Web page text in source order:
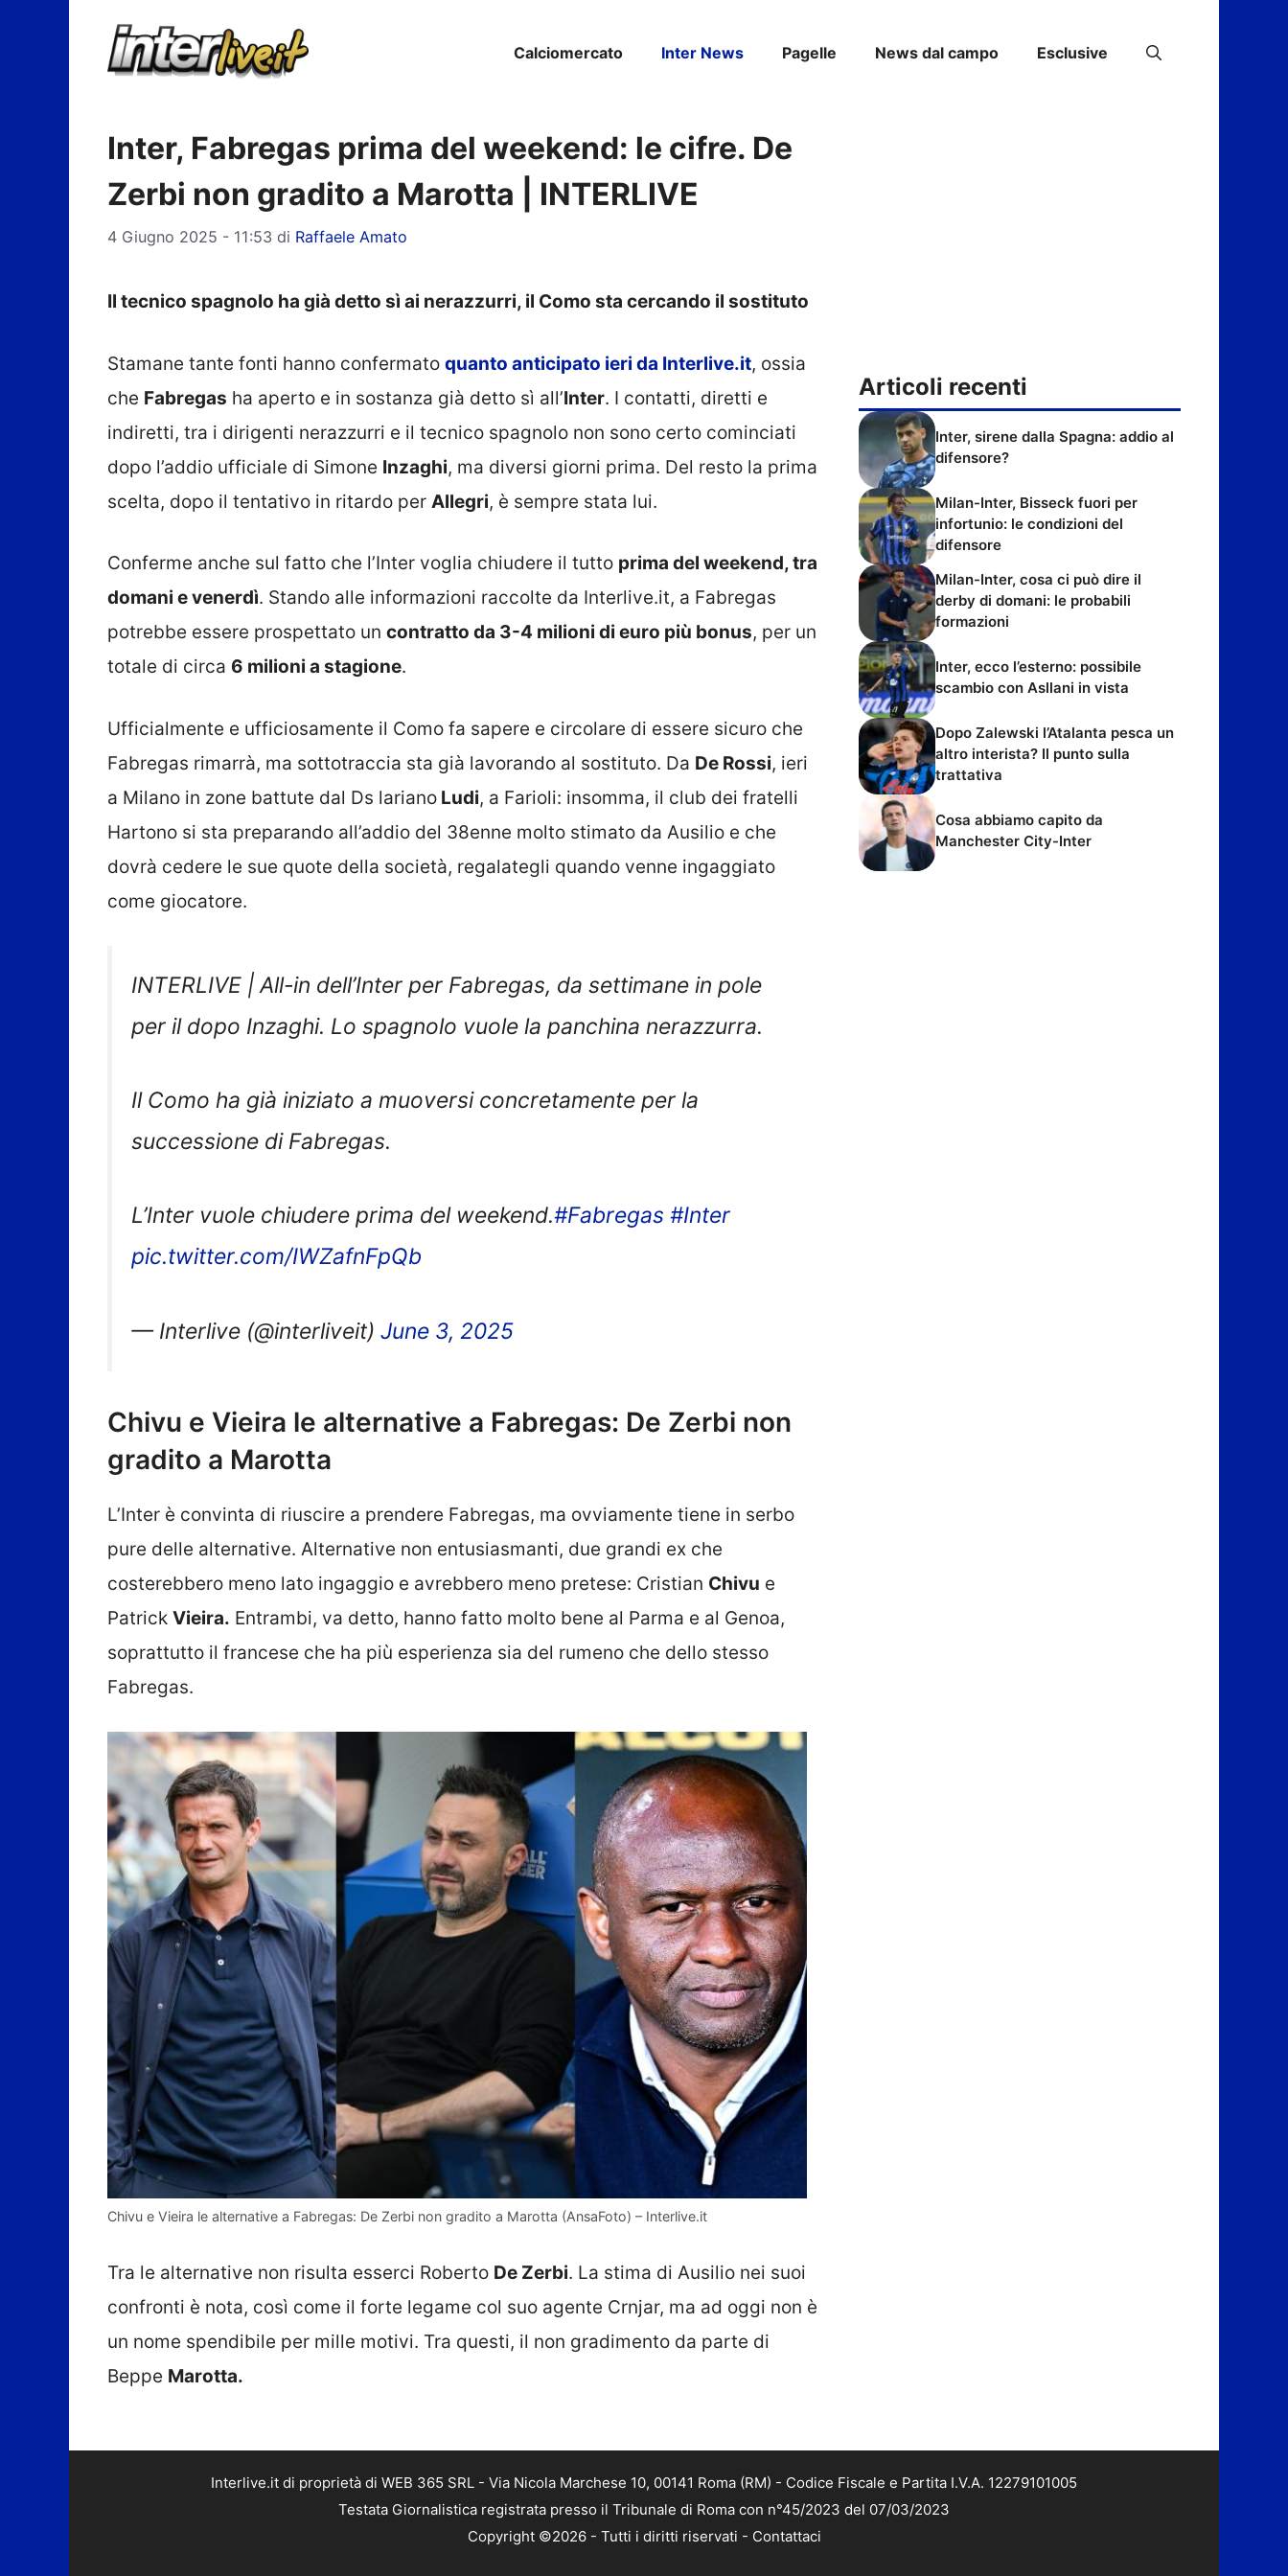
Calciomercato Inter News Pagelle News dal campo Esclusive
Inter, Fabregas prima del weekend: le cifre. De
Zerbi non gradito a Marotta | INTERLIVE
4 Giugno 2025 - 11:53 di Raffaele Amato
Il tecnico spagnolo ha già detto sì ai nerazzurri, il Como sta cercando il sostituto
Stamane tante fonti hanno confermato quanto anticipato ieri da Interlive.it, ossia
che Fabregas ha aperto e in sostanza già detto sì all’Inter. I contatti, diretti e
indiretti, tra i dirigenti nerazzurri e il tecnico spagnolo non sono certo cominciati
dopo l’addio ufficiale di Simone Inzaghi, ma diversi giorni prima. Del resto la prima
scelta, dopo il tentativo in ritardo per Allegri, è sempre stata lui.
Conferme anche sul fatto che l’Inter voglia chiudere il tutto prima del weekend, tra
domani e venerdì. Stando alle informazioni raccolte da Interlive.it, a Fabregas
potrebbe essere prospettato un contratto da 3-4 milioni di euro più bonus, per un
totale di circa 6 milioni a stagione.
Ufficialmente e ufficiosamente il Como fa sapere e circolare di essere sicuro che
Fabregas rimarrà, ma sottotraccia sta già lavorando al sostituto. Da De Rossi, ieri
a Milano in zone battute dal Ds lariano Ludi, a Farioli: insomma, il club dei fratelli
Hartono si sta preparando all’addio del 38enne molto stimato da Ausilio e che
dovrà cedere le sue quote della società, regalategli quando venne ingaggiato
come giocatore.
INTERLIVE | All-in dell’Inter per Fabregas, da settimane in pole
per il dopo Inzaghi. Lo spagnolo vuole la panchina nerazzurra.
Il Como ha già iniziato a muoversi concretamente per la
successione di Fabregas.
L’Inter vuole chiudere prima del weekend.#Fabregas #Inter
pic.twitter.com/IWZafnFpQb
— Interlive (@interliveit) June 3, 2025
Chivu e Vieira le alternative a Fabregas: De Zerbi non
gradito a Marotta
L’Inter è convinta di riuscire a prendere Fabregas, ma ovviamente tiene in serbo
pure delle alternative. Alternative non entusiasmanti, due grandi ex che
costerebbero meno lato ingaggio e avrebbero meno pretese: Cristian Chivu e
Patrick Vieira. Entrambi, va detto, hanno fatto molto bene al Parma e al Genoa,
soprattutto il francese che ha più esperienza sia del rumeno che dello stesso
Fabregas.
Chivu e Vieira le alternative a Fabregas: De Zerbi non gradito a Marotta (AnsaFoto) – Interlive.it
Tra le alternative non risulta esserci Roberto De Zerbi. La stima di Ausilio nei suoi
confronti è nota, così come il forte legame col suo agente Crnjar, ma ad oggi non è
un nome spendibile per mille motivi. Tra questi, il non gradimento da parte di
Beppe Marotta.
Articoli recenti
Inter, sirene dalla Spagna: addio al
difensore?
Milan-Inter, Bisseck fuori per
infortunio: le condizioni del
difensore
Milan-Inter, cosa ci può dire il
derby di domani: le probabili
formazioni
Inter, ecco l’esterno: possibile
scambio con Asllani in vista
Dopo Zalewski l’Atalanta pesca un
altro interista? Il punto sulla
trattativa
Cosa abbiamo capito da
Manchester City-Inter
Interlive.it di proprietà di WEB 365 SRL - Via Nicola Marchese 10, 00141 Roma (RM) - Codice Fiscale e Partita I.V.A. 12279101005
Testata Giornalistica registrata presso il Tribunale di Roma con n°45/2023 del 07/03/2023
Copyright ©2026 - Tutti i diritti riservati - Contattaci